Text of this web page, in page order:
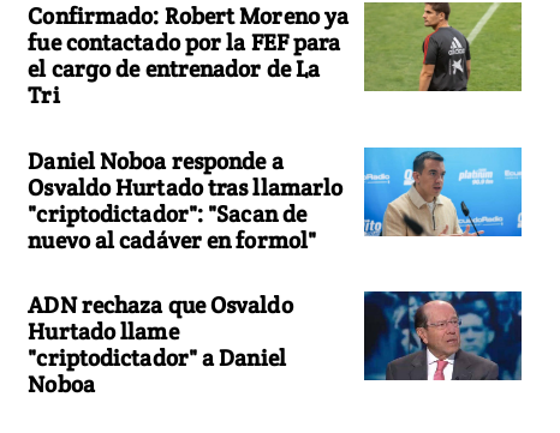
Confirmado: Robert Moreno ya
fue contactado por la FEF para
el cargo de entrenador de La
Tri
Daniel Noboa responde a
Osvaldo Hurtado tras llamarlo
"criptodictador": "Sacan de
nuevo al cadáver en formol"
ADN rechaza que Osvaldo
Hurtado llame
"criptodictador" a Daniel
Noboa